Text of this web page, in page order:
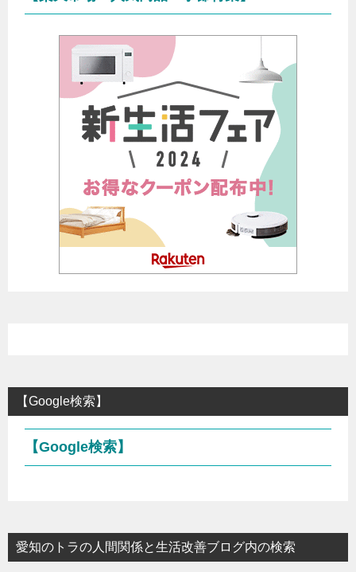
【Google検索】
【Google検索】
愛知のトラの人間関係と生活改善ブログ内の検索